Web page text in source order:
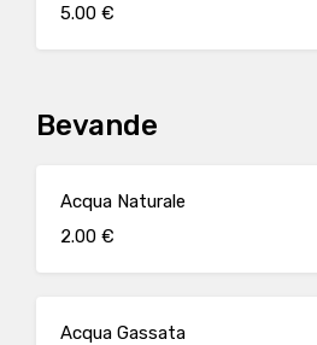
5.00 €
Bevande
Acqua Naturale
2.00 €
Acqua Gassata